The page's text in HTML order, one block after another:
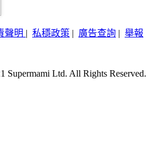
聲明 | 私穩政策 | 廣告查詢 | 舉報
Supermami Ltd. All Rights Reserved.